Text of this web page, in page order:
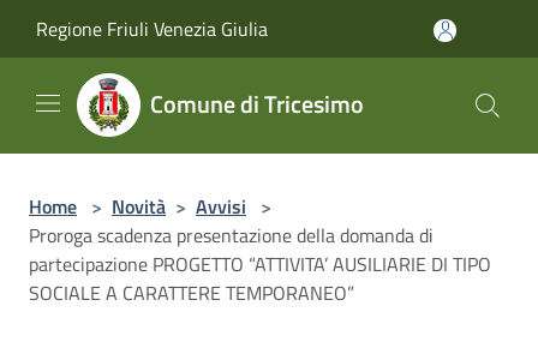
Regione Friuli Venezia Giulia
Comune di Tricesimo
Home > Novità > Avvisi >
Proroga scadenza presentazione della domanda di
partecipazione PROGETTO “ATTIVITA’ AUSILIARIE DI TIPO
SOCIALE A CARATTERE TEMPORANEO”